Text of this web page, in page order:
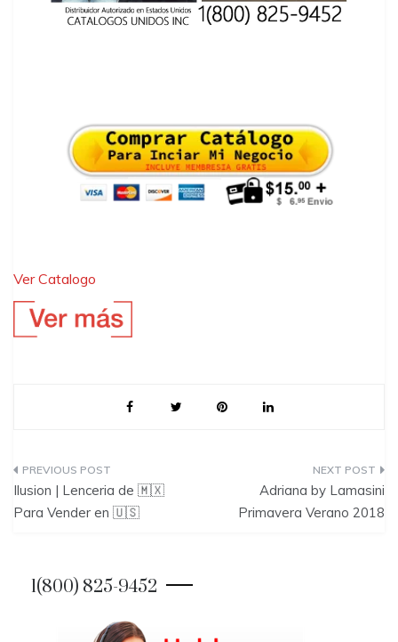
Ver Catalogo
P
o
Ilusion | Lenceria de 🇲🇽
Para Vender en 🇺🇸
Adriana by Lamasini
Primavera Verano 2018
1(800) 825-9452